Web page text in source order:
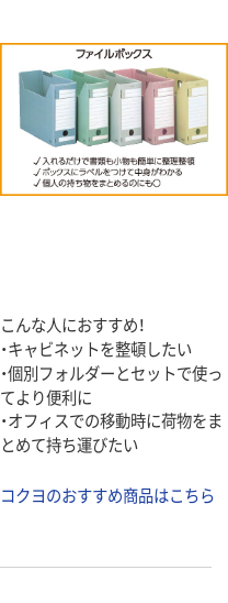
こんな人におすすめ！
・キャビネットを整頓したい
・個別フォルダーとセットで使っ
てより便利に
・オフィスでの移動時に荷物をま
とめて持ち運びたい
コクヨのおすすめ商品はこちら